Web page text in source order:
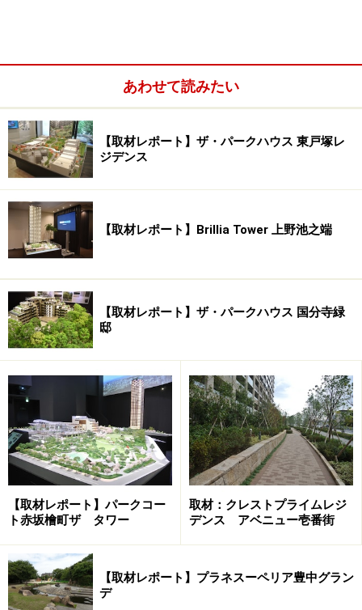
「柏」駅の東口を出ると、広々としたデッキが見えま
す。柏そごうやビックカメラ、多彩なテナントの入るフ
ァミリかしわなどの駅前商業施設との往来がしやすく買
い物にも便利です。東西に移動できる連絡デッキも複数
個所あり、「柏」駅前エリアは、回遊性の高い街になっ
ています。
がる。同商店街は、日曜・祝日は、歩行者天国になり多くの
人で賑わう
「柏」駅には、大型商業施設とともに多彩な商店街があ
「柏」東口駅前から南に伸びるハウディーモール柏駅前
通り商店街は、日曜・祝日は歩行者天国を実施し多くの
人で賑わいます。
柏二番街商店会。千葉県でもっとも賑わう商店会の一つ
を見せるのが東口を出てすぐにのびる柏二番街商店会で
す。柏第一号スーパーのKEIHOKU柏店をはじめ多彩なテ
ナントが暮らしをサポート。ドンキホーテ柏駅前店や丸
あわせて読みたい
【取材レポート】ザ・パークハウス 東戸塚レ
ジデンス
【取材レポート】Brillia Tower 上野池之端
【取材レポート】ザ・パークハウス 国分寺緑
邸
【取材レポート】パークコー
ト赤坂檜町ザ タワー
取材：クレストプライムレジ
デンス アベニュー壱番街
【取材レポート】プラネスーペリア豊中グラン
デ